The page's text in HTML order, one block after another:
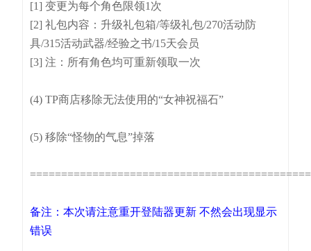
[1] 变更为每个角色限领1次
[2] 礼包内容：升级礼包箱/等级礼包/270活动防
具/315活动武器/经验之书/15天会员
[3] 注：所有角色均可重新领取一次
(4) TP商店移除无法使用的“女神祝福石”
(5) 移除“怪物的气息”掉落
备注：本次请注意重开登陆器更新 不然会出现显示
错误